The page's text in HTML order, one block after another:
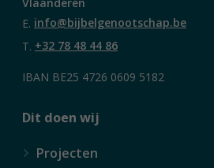
E. info@bijbelgenootschap.be
T. +32 78 48 44 86
IBAN BE25 4726 0609 5182
Dit doen wij
Projecten